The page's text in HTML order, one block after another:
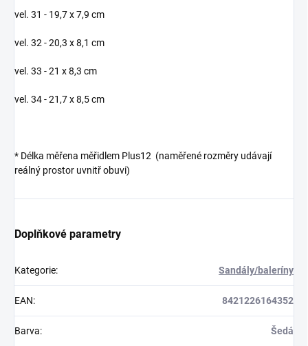
vel. 31 - 19,7 x 7,9 cm
vel. 32 - 20,3 x 8,1 cm
vel. 33 - 21 x 8,3 cm
vel. 34 - 21,7 x 8,5 cm
* Délka měřena měřidlem Plus12 (naměřené rozměry udávají
reálný prostor uvnitř obuvi)
Doplňkové parametry
Kategorie: Sandály/baleríny
EAN: 8421226164352
Barva: Šedá